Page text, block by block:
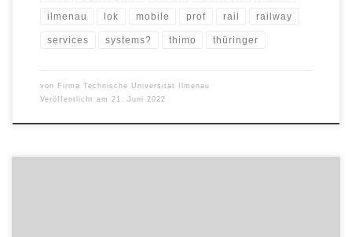
ilmenau lok mobile prof rail railway
services systems? thimo thüringer
von Firma Technische Universität Ilmenau
Veröffentlicht am
21. Juni 2022